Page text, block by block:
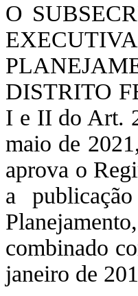
O
DISTRITO
I e II do Art.
maio de
aprova o
a
combinado
janeiro de